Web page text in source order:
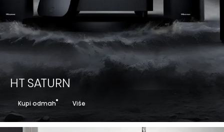
HT SATURN
Kupi odmah Više